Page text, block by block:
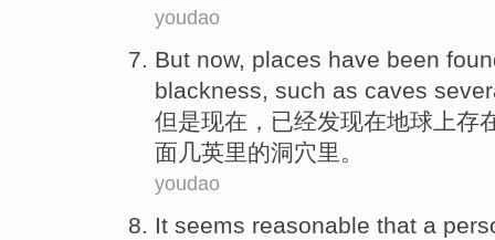
youdao
But now, places have been
blackness, such as caves
但是现在 ， 已经发现在地球上存
面 几英里的洞穴里。
youdao
It seems reasonable that a